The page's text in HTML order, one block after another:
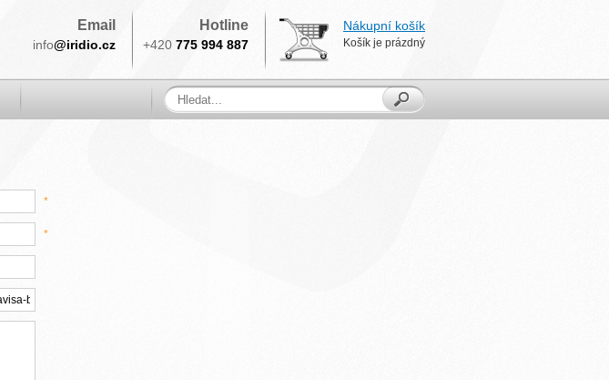
Email
info@iridio.cz
Hotline
+420 775 994 887
Nákupní košík
Košík je prázdný
*
*